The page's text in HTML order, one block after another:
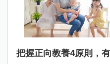
把握正向教養4原則，